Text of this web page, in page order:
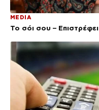
MEDIA
Το σόι σου –